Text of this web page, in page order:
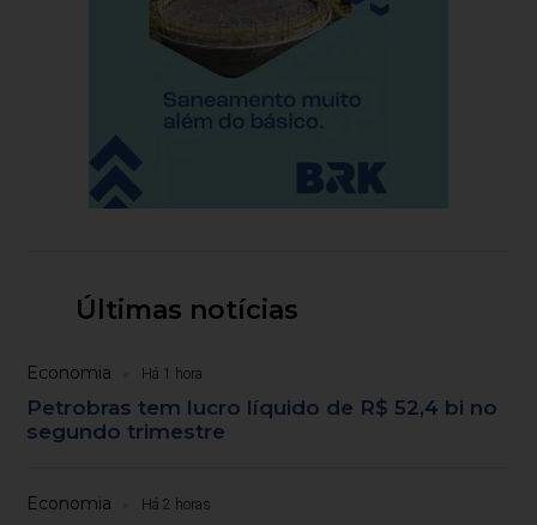
Últimas notícias
Economia Há 1 hora
Petrobras tem lucro líquido de R$ 52,4 bi no
segundo trimestre
Economia Há 2 horas